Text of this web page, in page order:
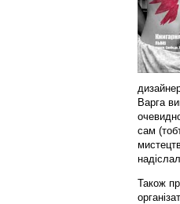
Варга
сам
Також